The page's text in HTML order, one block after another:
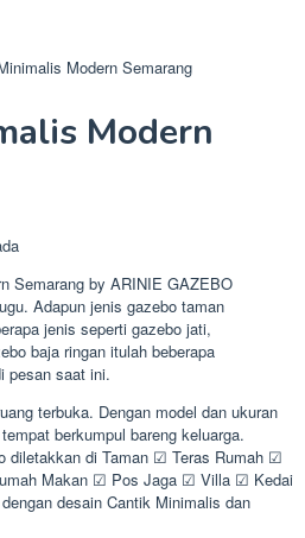
Modern Semarang
Modern
Semarang by ARINIE GAZEBO
Adapun jenis gazebo taman
jenis seperti gazebo jati,
baja ringan itulah beberapa
pesan saat ini.
terbuka. Dengan model dan ukuran
berkumpul bareng keluarga.
diletakkan di Taman ☑ Teras Rumah ☑
Makan ☑ Pos Jaga ☑ Villa ☑ Kedai
desain Cantik Minimalis dan